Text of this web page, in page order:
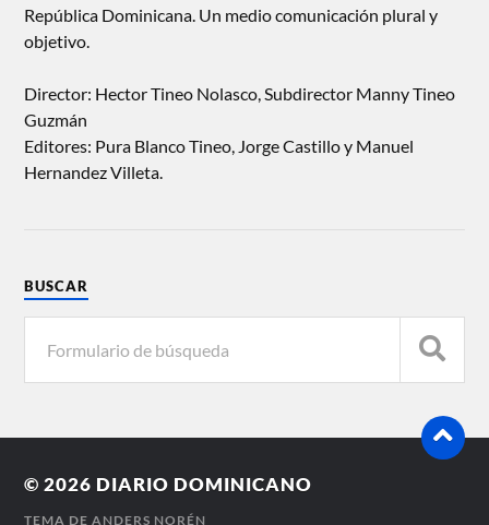
República Dominicana. Un medio comunicación plural y
objetivo.
Director: Hector Tineo Nolasco, Subdirector Manny Tineo
Guzmán
Editores: Pura Blanco Tineo, Jorge Castillo y Manuel
Hernandez Villeta.
BUSCAR
© 2026 DIARIO DOMINICANO
TEMA DEANDERS NORÉN